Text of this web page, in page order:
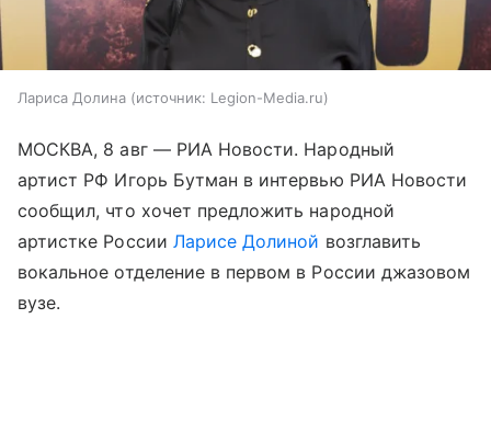
Лариса Долина источник: Legion-Media.ru
МОСКВА, 8 авг — РИА Новости. Народный
артист РФ Игорь Бутман в интервью РИА Новости
сообщил, что хочет предложить народной
артистке России Ларисе Долиной возглавить
вокальное отделение в первом в России джазовом
вузе.